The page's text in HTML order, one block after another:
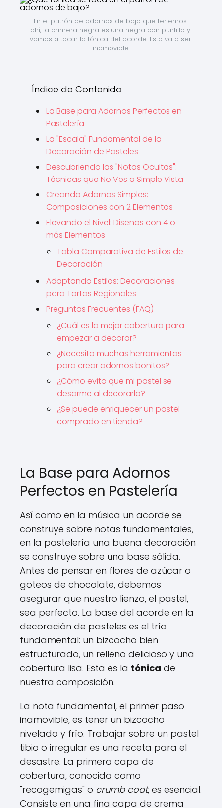
En el patrón de adornos de bajo que tenemos
ahí, la primera negra es una negra con puntillo y
vamos a tocar la tónica del acorde. Esto va a ser
inamovible.
Índice de Contenido
La Base para Adornos Perfectos en
Pastelería
La "Escala" Fundamental de la
Decoración de Pasteles
Descubriendo las "Notas Ocultas":
Técnicas que No Ves a Simple Vista
Creando Adornos Simples:
Composiciones con 2 Elementos
Elevando el Nivel: Diseños con 4 o
más Elementos
Tabla Comparativa de Estilos de
Decoración
Adaptando Estilos: Decoraciones
para Tortas Regionales
Preguntas Frecuentes (FAQ)
¿Cuál es la mejor cobertura para
empezar a decorar?
¿Necesito muchas herramientas
para crear adornos bonitos?
¿Cómo evito que mi pastel se
desarme al decorarlo?
¿Se puede enriquecer un pastel
comprado en tienda?
La Base para Adornos
Perfectos en Pastelería
Así como en la música un acorde se
construye sobre notas fundamentales,
en la pastelería una buena decoración
se construye sobre una base sólida.
Antes de pensar en flores de azúcar o
goteos de chocolate, debemos
asegurar que nuestro lienzo, el pastel,
sea perfecto. La base del acorde en la
decoración de pasteles es el trío
fundamental: un bizcocho bien
estructurado, un relleno delicioso y una
cobertura lisa. Esta es la tónica de
nuestra composición.
La nota fundamental, el primer paso
inamovible, es tener un bizcocho
nivelado y frío. Trabajar sobre un pastel
tibio o irregular es una receta para el
desastre. La primera capa de
cobertura, conocida como
"recogemigas" o crumb coat, es esencial.
Consiste en una fina capa de crema